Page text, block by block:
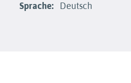
Sprache:
Deutsch